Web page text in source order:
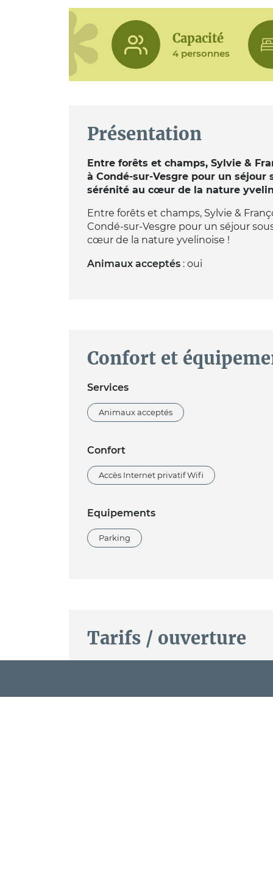
Capacité
4 personnes
Présentation
Entre forêts et champs, Sylvie &
à Condé-sur-Vesgre pour un séjour
sérénité au cœur de la nature
Entre forêts et champs, Sylvie &
Condé-sur-Vesgre pour un séjour
cœur de la nature yvelinoise !
Animaux acceptés: oui
Confort et
Services
Animaux acceptés
Confort
Accès Internet privatif Wifi
Equipements
Parking
Tarifs / ouverture
Les draps et le linge de toilette sont